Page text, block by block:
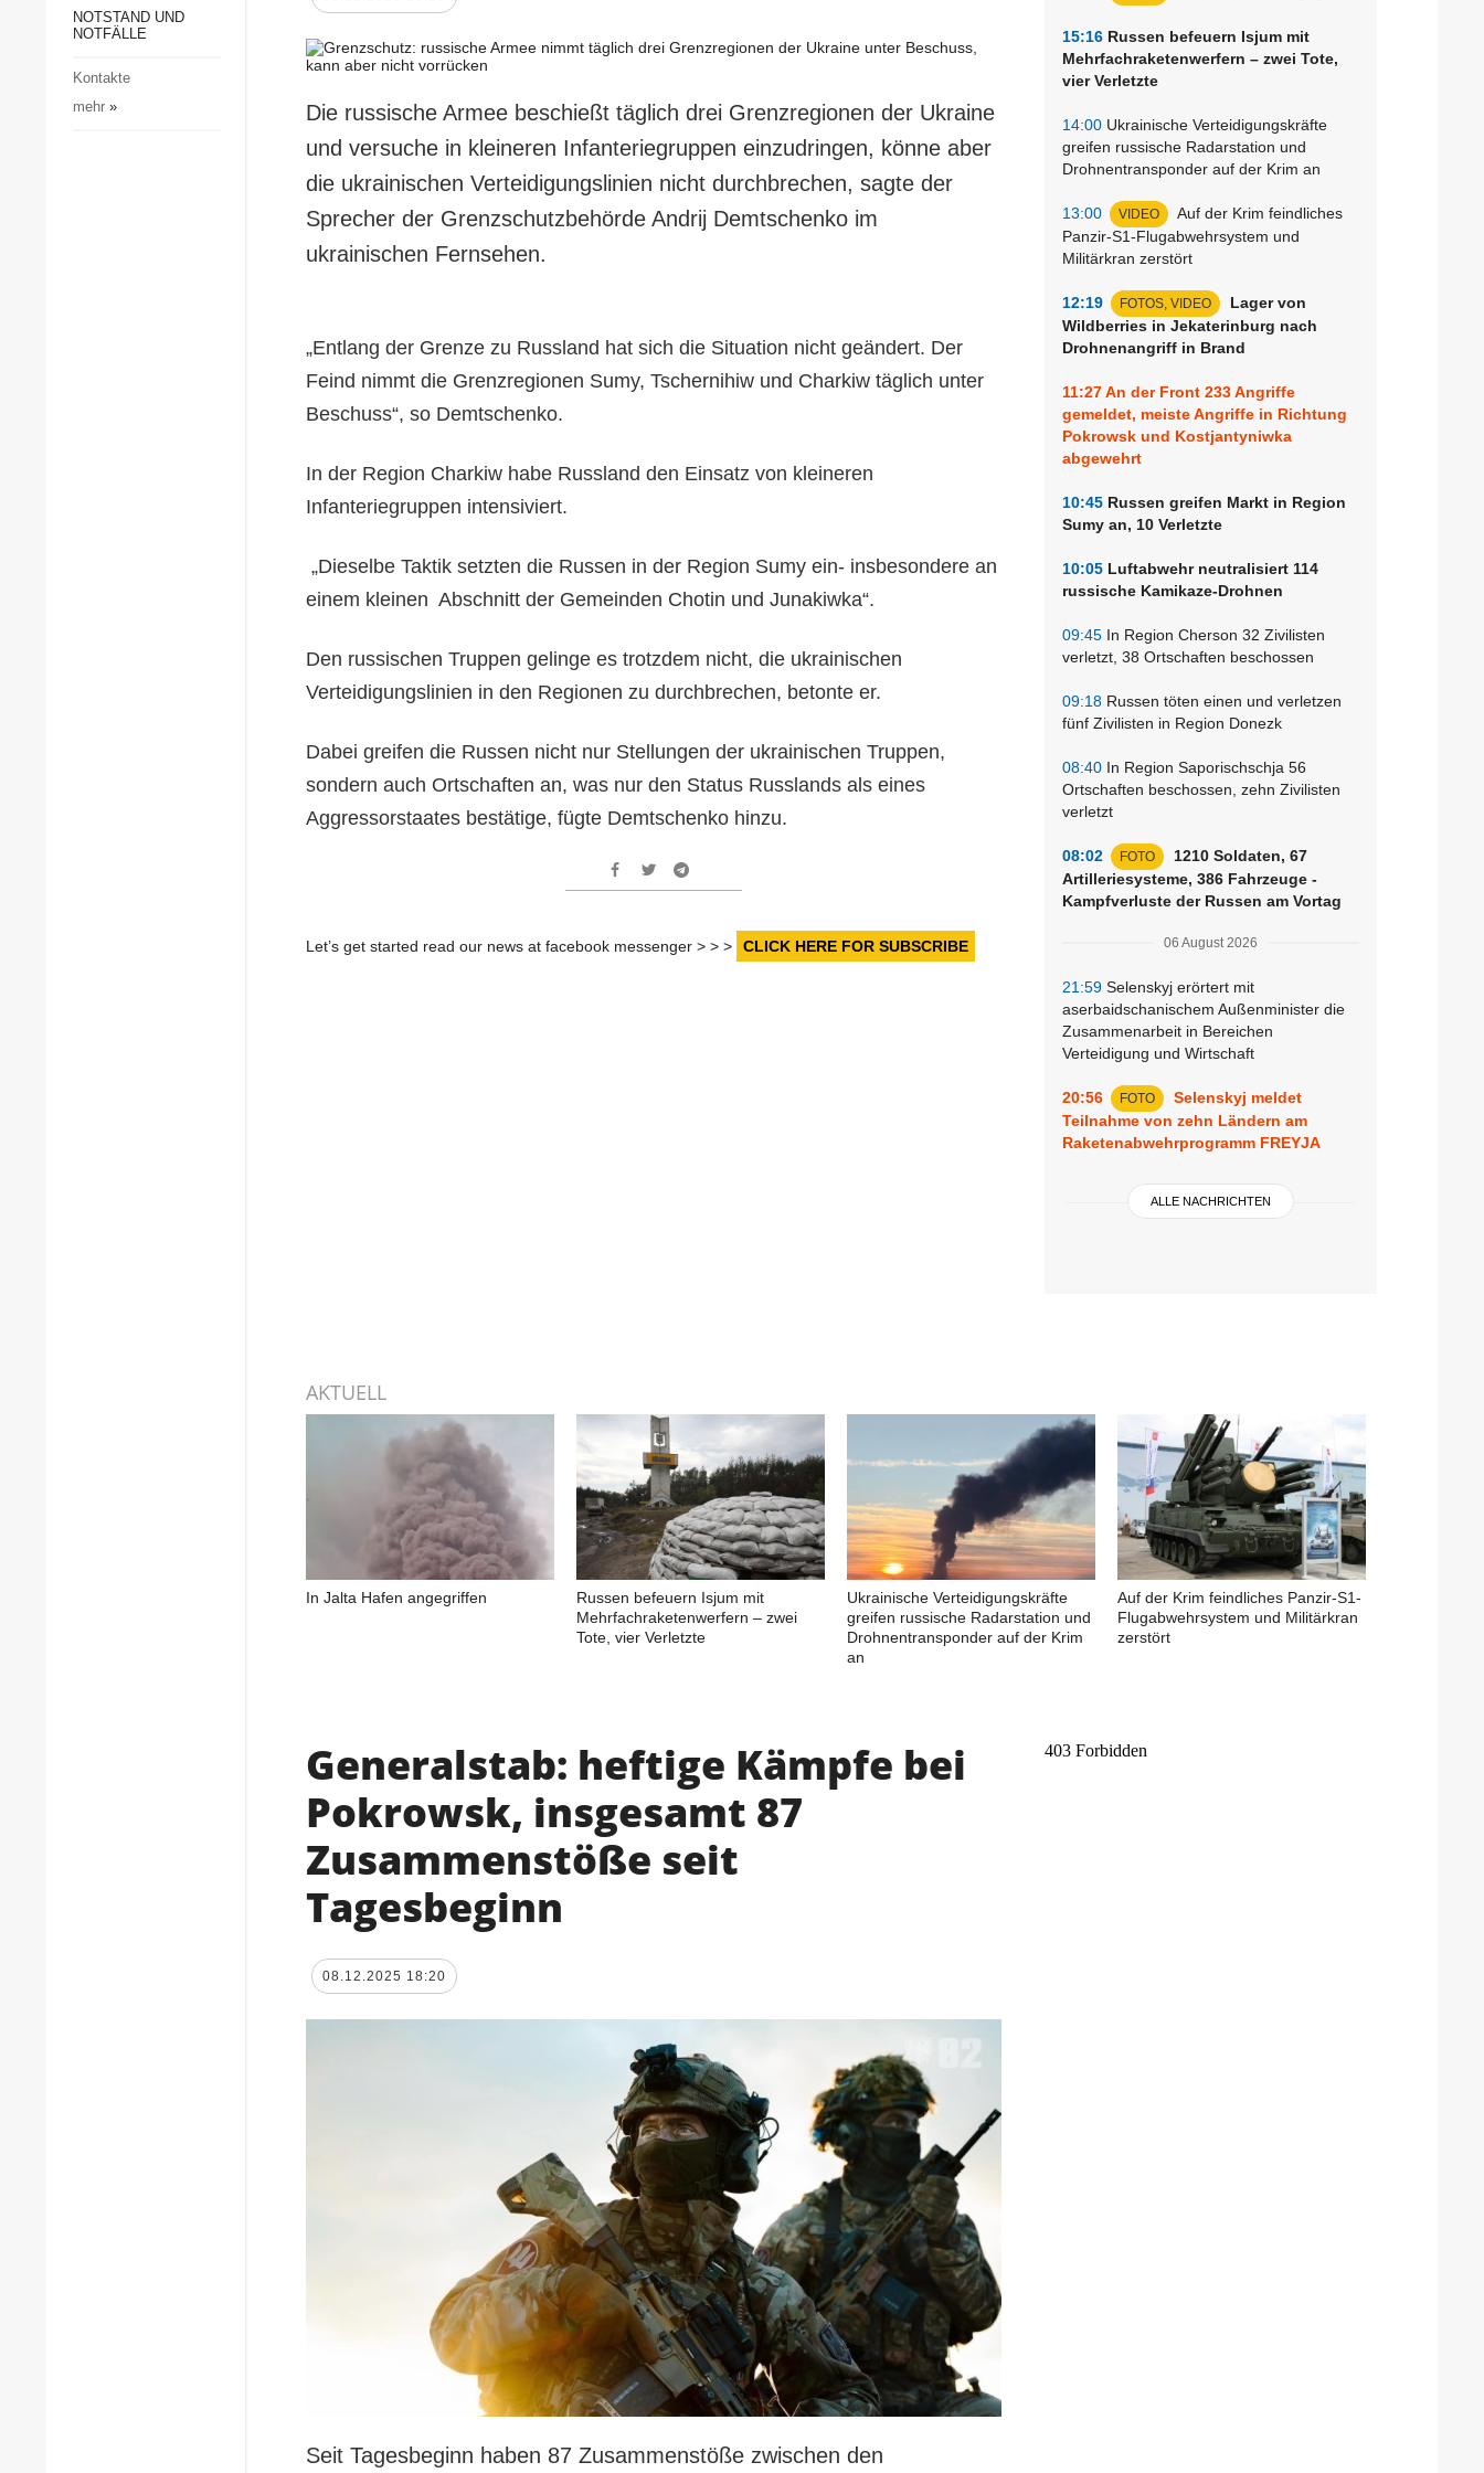
Gesellschaft und Kultur
Notstand und Notfälle
NOTSTAND UND
NOTFÄLLE
Kontakte
mehr»
15:16 Russen befeuern Isjum mit
Mehrfachraketenwerfern – zwei Tote,
vier Verletzte
14:00 Ukrainische Verteidigungskräfte
greifen russische Radarstation und
Drohnentransponder auf der Krim an
13:00 VIDEO
Auf der Krim feindliches
Panzir-S1-Flugabwehrsystem und
Militärkran zerstört
12:19 FOTOS, VIDEO
Lager von
Wildberries in Jekaterinburg nach
Drohnenangriff in Brand
11:27An der Front 233 Angriffe
gemeldet, meiste Angriffe in Richtung
Pokrowsk und Kostjantyniwka
abgewehrt
10:45 Russen greifen Markt in Region
Sumy an, 10 Verletzte
10:05 Luftabwehr neutralisiert 114
russische Kamikaze-Drohnen
09:45 In Region Cherson 32 Zivilisten
verletzt, 38 Ortschaften beschossen
09:18 Russen töten einen und verletzen
fünf Zivilisten in Region Donezk
08:40 In Region Saporischschja 56
Ortschaften beschossen, zehn Zivilisten
verletzt
08:02 FOTO
1210 Soldaten, 67
Artilleriesysteme, 386 Fahrzeuge -
Kampfverluste der Russen am Vortag
06 August 2026
21:59 Selenskyj erörtert mit
aserbaidschanischem Außenminister die
Zusammenarbeit in Bereichen
Verteidigung und Wirtschaft
20:56 FOTO
Selenskyj meldet
Teilnahme von zehn Ländern am
Raketenabwehrprogramm FREYJA
ALLE NACHRICHTEN
Die russische Armee beschießt täglich drei Grenzregionen der Ukraine
und versuche in kleineren Infanteriegruppen einzudringen, könne aber
die ukrainischen Verteidigungslinien nicht durchbrechen, sagte der
Sprecher der Grenzschutzbehörde Andrij Demtschenko im
ukrainischen Fernsehen.
„Entlang der Grenze zu Russland hat sich die Situation nicht geändert. Der
Feind nimmt die Grenzregionen Sumy, Tschernihiw und Charkiw täglich unter
Beschuss“, so Demtschenko.
In der Region Charkiw habe Russland den Einsatz von kleineren
Infanteriegruppen intensiviert.
„Dieselbe Taktik setzten die Russen in der Region Sumy ein- insbesondere an
einem kleinen Abschnitt der Gemeinden Chotin und Junakiwka“.
Den russischen Truppen gelinge es trotzdem nicht, die ukrainischen
Verteidigungslinien in den Regionen zu durchbrechen, betonte er.
Dabei greifen die Russen nicht nur Stellungen der ukrainischen Truppen,
sondern auch Ortschaften an, was nur den Status Russlands als eines
Aggressorstaates bestätige, fügte Demtschenko hinzu.
Let’s get started read our news at facebook messenger > > > CLICK HERE FOR SUBSCRIBE
AKTUELL
In Jalta Hafen angegriffen
Russen befeuern Isjum mit
Mehrfachraketenwerfern – zwei
Tote, vier Verletzte
Ukrainische Verteidigungskräfte
greifen russische Radarstation und
Drohnentransponder auf der Krim
an
Auf der Krim feindliches Panzir-S1-
Flugabwehrsystem und Militärkran
zerstört
Generalstab: heftige Kämpfe bei
Pokrowsk, insgesamt 87
Zusammenstöße seit
Tagesbeginn
08.12.2025 18:20
Seit Tagesbeginn haben 87 Zusammenstöße zwischen den